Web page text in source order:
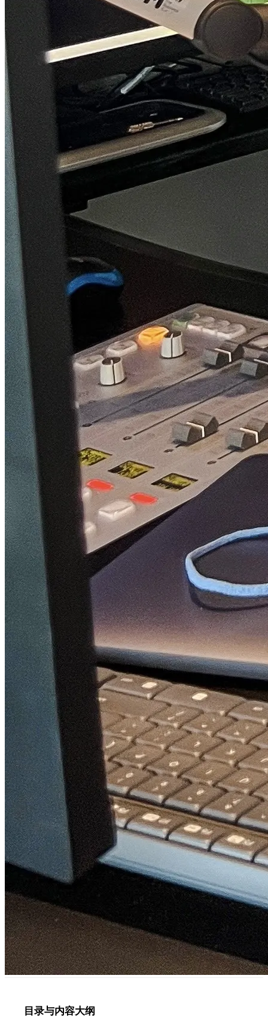
目录与内容大纲